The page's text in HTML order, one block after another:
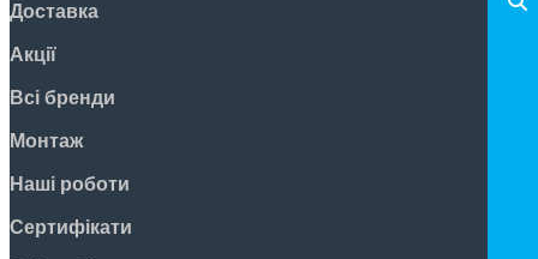
Доставка
Акції
Всі бренди
Монтаж
Наші роботи
Сертифікати